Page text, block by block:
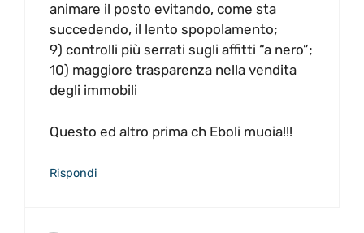
animare il posto evitando, come sta
succedendo, il lento spopolamento;
9) controlli più serrati sugli affitti “a nero”;
10) maggiore trasparenza nella vendita
degli immobili
Questo ed altro prima ch Eboli muoia!!!
Rispondi